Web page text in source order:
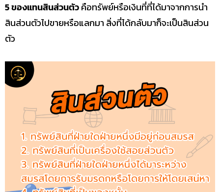
5 ของแทนสินส่วนตัวคือทรัพย์หรือเงินที่ที่ได้มาจากการนำ
สินส่วนตัวไปขายหรือแลกมา สิ่งที่ได้กลับมาก็จะเป็นสินส่วน
ตัว